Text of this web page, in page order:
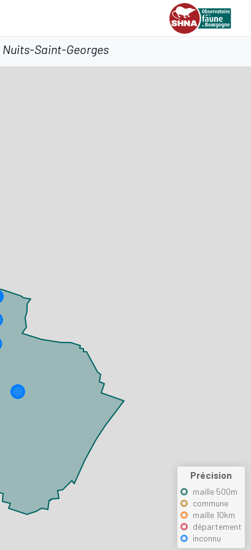
Nuits-Saint-Georges
Précision
maille 500m
commune
maille 10km
département
inconnu